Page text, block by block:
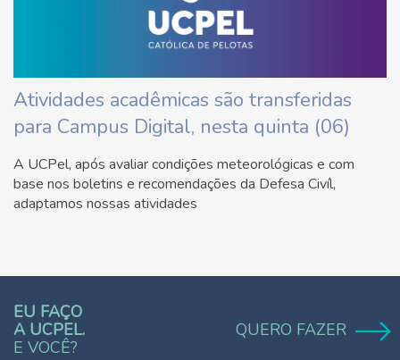
Atividades acadêmicas são transferidas
para Campus Digital, nesta quinta (06)
A UCPel, após avaliar condições meteorológicas e com
base nos boletins e recomendações da Defesa Civíl,
adaptamos nossas atividades
EU FAÇO
A UCPEL.
E VOCÊ?
QUERO FAZER